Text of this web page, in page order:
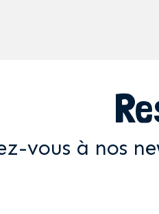
vous à nos